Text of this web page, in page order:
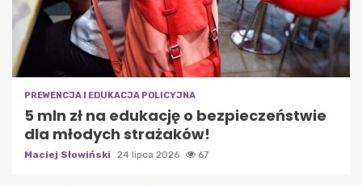
PREWENCJA I EDUKACJA POLICYJNA
5 mln zł na edukację o bezpieczeństwie
dla młodych strażaków!
Maciej Słowiński 24 lipca 2026 67